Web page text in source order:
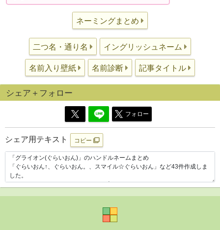
ネーミングまとめ
二つ名・通り名 イングリッシュネーム
名前入り壁紙 名前診断 記事タイトル
シェア＋フォロー
フォロー
シェア用テキスト コピー